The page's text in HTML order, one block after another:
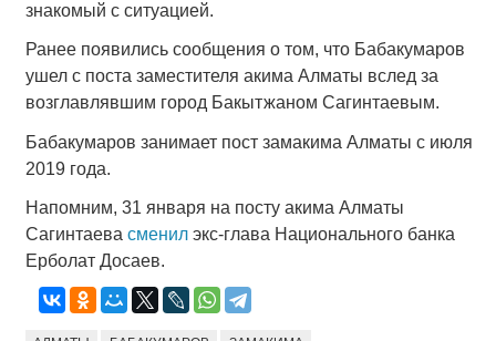
знакомый с ситуацией.
Ранее появились сообщения о том, что Бабакумаров
ушел с поста заместителя акима Алматы вслед за
возглавлявшим город Бакытжаном Сагинтаевым.
Бабакумаров занимает пост замакима Алматы с июля
2019 года.
Напомним, 31 января на посту акима Алматы
Сагинтаева сменилэкс-глава Национального банка
Ерболат Досаев.